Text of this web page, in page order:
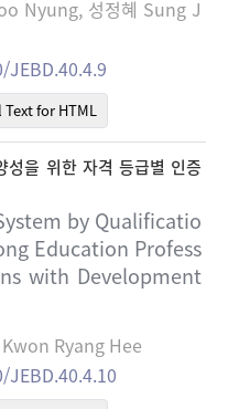
Nyung, 성정혜 Sung J
JEBD.40.4.9
Text for HTML
성을 위한 자격 등급별 인증
by Qualificatio
Education Profess
with Development
Ryang Hee
JEBD.40.4.10